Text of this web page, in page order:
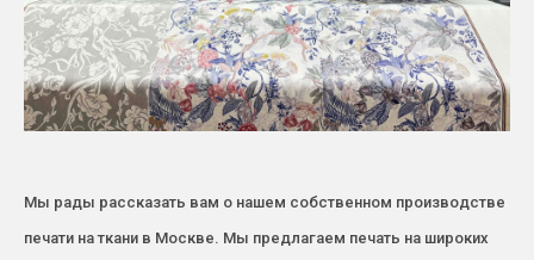
Мы рады рассказать вам о нашем собственном производстве
печати на ткани в Москве. Мы предлагаем печать на широких